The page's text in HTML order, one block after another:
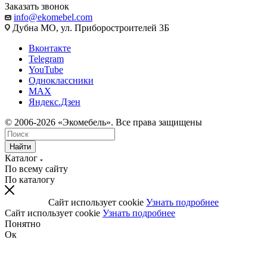
Заказать звонок
info@ekomebel.com
Дубна МО, ул. Приборостроителей 3Б
Вконтакте
Telegram
YouTube
Одноклассники
MAX
Яндекс.Дзен
© 2006-2026 «Экомебель». Все права защищены
Найти
Каталог
По всему сайту
По каталогу
Сайт использует cookie Узнать подробнее
Сайт использует cookie Узнать подробнее
Понятно
Ок